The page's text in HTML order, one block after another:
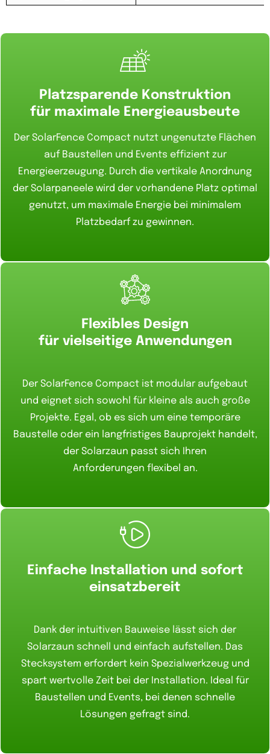
Platzsparende Konstruktion
für maximale Energieausbeute
Der SolarFence Compact nutzt ungenutzte Flächen
auf Baustellen und Events effizient zur
Energieerzeugung. Durch die vertikale Anordnung
der Solarpaneele wird der vorhandene Platz optimal
genutzt, um maximale Energie bei minimalem
Platzbedarf zu gewinnen.
Flexibles Design
für vielseitige Anwendungen
Der SolarFence Compact ist modular aufgebaut
und eignet sich sowohl für kleine als auch große
Projekte. Egal, ob es sich um eine temporäre
Baustelle oder ein langfristiges Bauprojekt handelt,
der Solarzaun passt sich Ihren
Anforderungen flexibel an.
Einfache Installation und sofort
einsatzbereit
Dank der intuitiven Bauweise lässt sich der
Solarzaun schnell und einfach aufstellen. Das
Stecksystem erfordert kein Spezialwerkzeug und
spart wertvolle Zeit bei der Installation. Ideal für
Baustellen und Events, bei denen schnelle
Lösungen gefragt sind.